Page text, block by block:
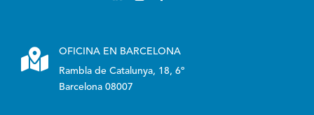

OFICINA EN BARCELONA
Rambla de Catalunya, 18, 6º
Barcelona 08007